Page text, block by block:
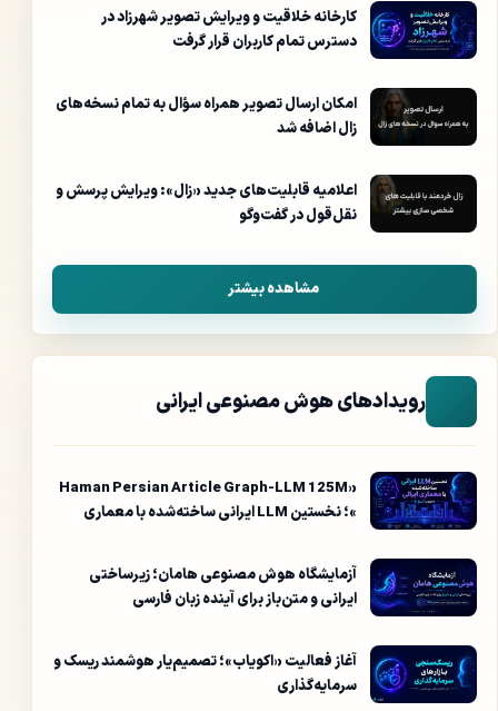
کارخانه خلاقیت و ویرایش تصویر شهرزاد در
دسترس تمام کاربران قرار گرفت
امکان ارسال تصویر همراه سؤال به تمام نسخه‌های
زال اضافه شد
اعلامیه قابلیت‌های جدید «زال»: ویرایش پرسش و
نقل‌قول در گفت‌وگو
مشاهده بیشتر
رویدادهای هوش مصنوعی ایرانی
«Haman Persian Article Graph-LLM 125M
»؛ نخستین LLM ایرانی ساخته‌شده با معماری
آزمایشگاه هوش مصنوعی هامان؛ زیرساختی
ایرانی و متن‌باز برای آینده زبان فارسی
آغاز فعالیت «اکویاب»؛ تصمیم‌یار هوشمند ریسک و
سرمایه‌گذاری